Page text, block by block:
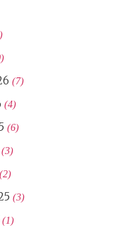
(7)
(4)
(6)
(3)
(2)
(3)
(1)